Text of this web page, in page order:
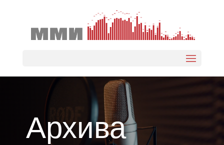
Архива